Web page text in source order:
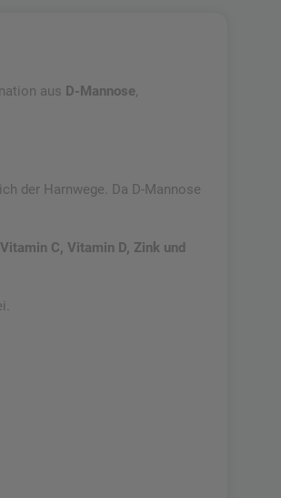
aus D-Mannose,
der Harnwege. Da D-Mannose
Vitamin C, Vitamin D, Zink und